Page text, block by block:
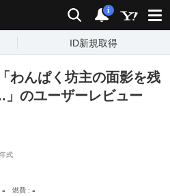
検索 通知
i
ID新規取得
わんぱく坊主の面影を残
」のユーザーレビュー
式
- 燃費 -